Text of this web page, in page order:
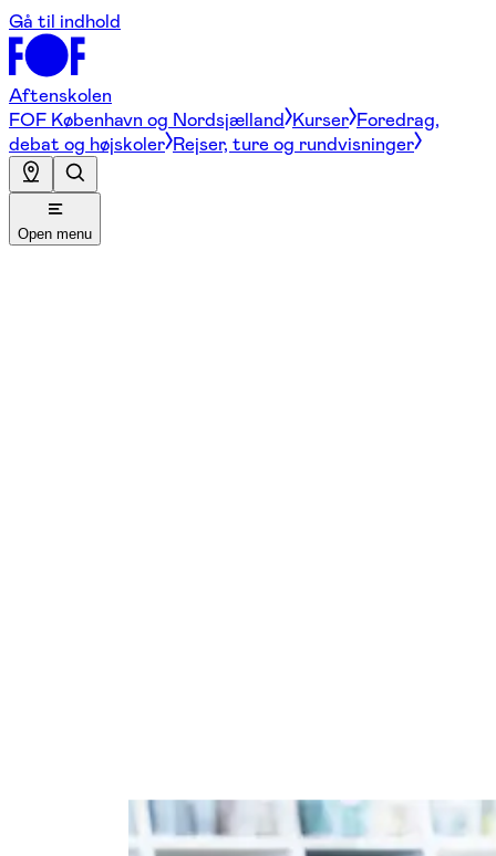
Gå til indhold
Aftenskolen
FOF København og Nordsjælland Kurser Foredrag,
debat og højskoler Rejser, ture og rundvisninger
Open menu